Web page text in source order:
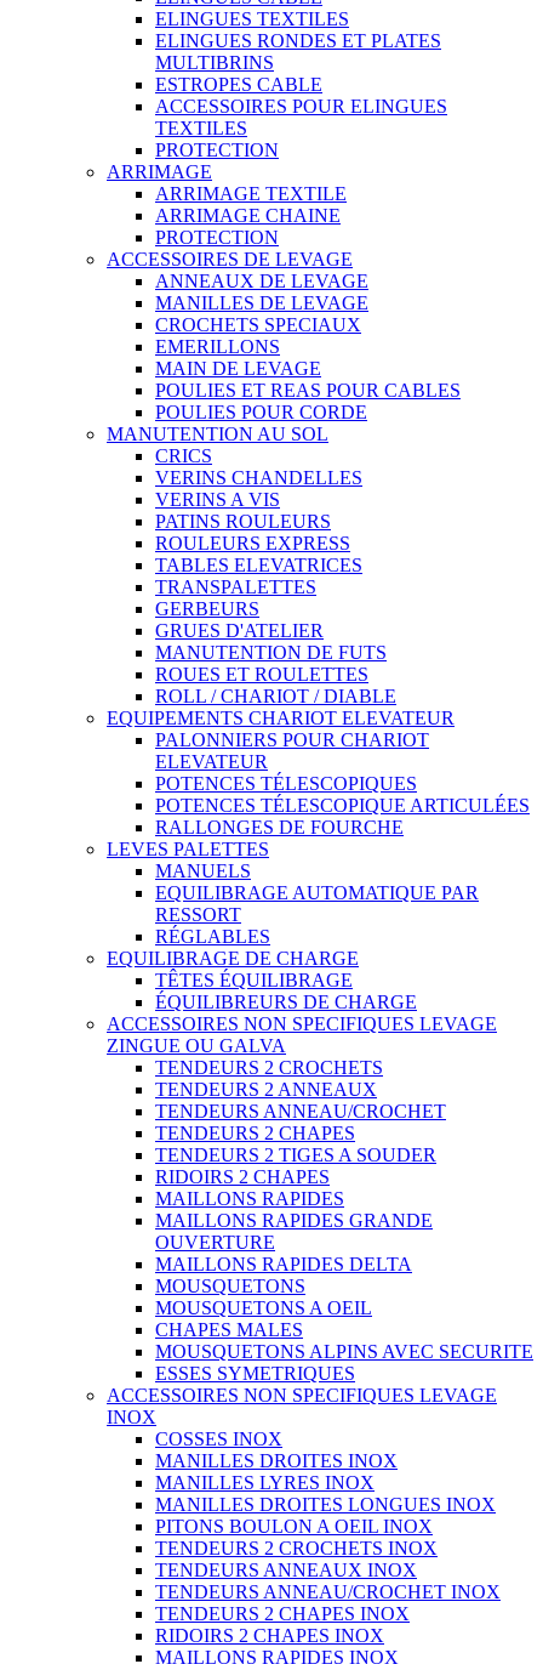
ELINGUES TEXTILES
ELINGUES RONDES ET PLATES
MULTIBRINS
ESTROPES CABLE
ACCESSOIRES POUR ELINGUES
TEXTILES
PROTECTION
ARRIMAGE
ARRIMAGE TEXTILE
ARRIMAGE CHAINE
PROTECTION
ACCESSOIRES DE LEVAGE
ANNEAUX DE LEVAGE
MANILLES DE LEVAGE
CROCHETS SPECIAUX
EMERILLONS
MAIN DE LEVAGE
POULIES ET REAS POUR CABLES
POULIES POUR CORDE
MANUTENTION AU SOL
CRICS
VERINS CHANDELLES
VERINS A VIS
PATINS ROULEURS
ROULEURS EXPRESS
TABLES ELEVATRICES
TRANSPALETTES
GERBEURS
GRUES D'ATELIER
MANUTENTION DE FUTS
ROUES ET ROULETTES
ROLL / CHARIOT / DIABLE
EQUIPEMENTS CHARIOT ELEVATEUR
PALONNIERS POUR CHARIOT
ELEVATEUR
POTENCES TÉLESCOPIQUES
POTENCES TÉLESCOPIQUE ARTICULÉES
RALLONGES DE FOURCHE
LEVES PALETTES
MANUELS
EQUILIBRAGE AUTOMATIQUE PAR
RESSORT
RÉGLABLES
EQUILIBRAGE DE CHARGE
TÊTES ÉQUILIBRAGE
ÉQUILIBREURS DE CHARGE
ACCESSOIRES NON SPECIFIQUES LEVAGE
ZINGUE OU GALVA
TENDEURS 2 CROCHETS
TENDEURS 2 ANNEAUX
TENDEURS ANNEAU/CROCHET
TENDEURS 2 CHAPES
TENDEURS 2 TIGES A SOUDER
RIDOIRS 2 CHAPES
MAILLONS RAPIDES
MAILLONS RAPIDES GRANDE
OUVERTURE
MAILLONS RAPIDES DELTA
MOUSQUETONS
MOUSQUETONS A OEIL
CHAPES MALES
MOUSQUETONS ALPINS AVEC SECURITE
ESSES SYMETRIQUES
ACCESSOIRES NON SPECIFIQUES LEVAGE
INOX
COSSES INOX
MANILLES DROITES INOX
MANILLES LYRES INOX
MANILLES DROITES LONGUES INOX
PITONS BOULON A OEIL INOX
TENDEURS 2 CROCHETS INOX
TENDEURS ANNEAUX INOX
TENDEURS ANNEAU/CROCHET INOX
TENDEURS 2 CHAPES INOX
RIDOIRS 2 CHAPES INOX
MAILLONS RAPIDES INOX